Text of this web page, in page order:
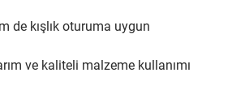
de kışlık oturuma uygun
ve kaliteli malzeme kullanımı